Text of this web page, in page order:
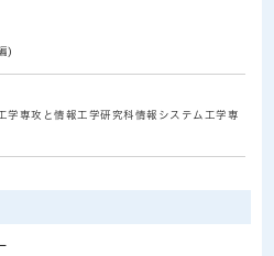
)
学専攻と情報工学研究科情報システム工学専